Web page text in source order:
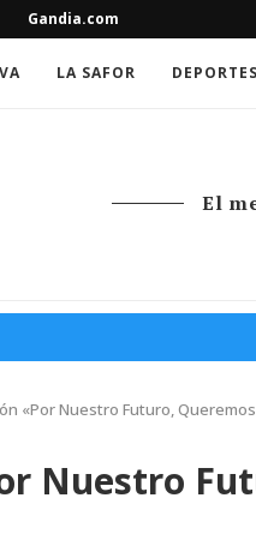
Gandia.com
LA SAFOR DEPORTES
El
«Por Nuestro Futuro,
Nuestro